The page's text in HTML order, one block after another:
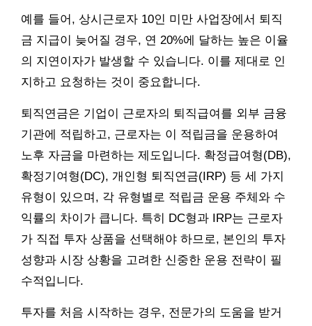
예를 들어, 상시근로자 10인 미만 사업장에서 퇴직
금 지급이 늦어질 경우, 연 20%에 달하는 높은 이율
의 지연이자가 발생할 수 있습니다. 이를 제대로 인
지하고 요청하는 것이 중요합니다.
퇴직연금은 기업이 근로자의 퇴직급여를 외부 금융
기관에 적립하고, 근로자는 이 적립금을 운용하여
노후 자금을 마련하는 제도입니다. 확정급여형(DB),
확정기여형(DC), 개인형 퇴직연금(IRP) 등 세 가지
유형이 있으며, 각 유형별로 적립금 운용 주체와 수
익률의 차이가 큽니다. 특히 DC형과 IRP는 근로자
가 직접 투자 상품을 선택해야 하므로, 본인의 투자
성향과 시장 상황을 고려한 신중한 운용 전략이 필
수적입니다.
투자를 처음 시작하는 경우, 전문가의 도움을 받거